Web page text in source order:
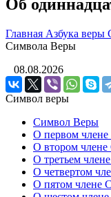
Об
Главная Азбука веры
Символа Веры
08.08.2026
Символ веры
Символ Веры
О первом
О втором
О третьем
О четвертом
О пятом члене